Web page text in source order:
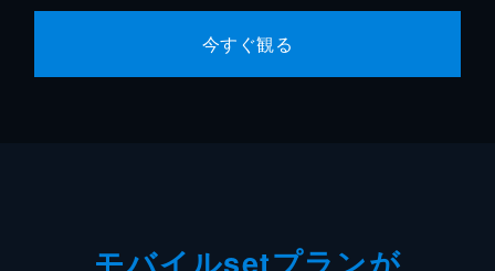
今すぐ観る
モバイルsetプランが